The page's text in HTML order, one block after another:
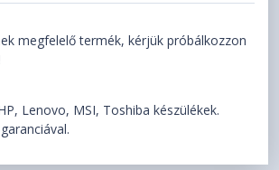
megfelelő termék, kérjük próbálkozzon
Lenovo, MSI, Toshiba készülékek.